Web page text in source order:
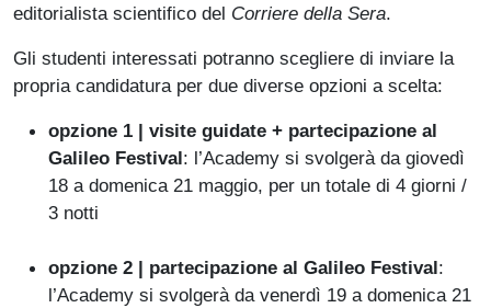
editorialista scientifico del Corriere della Sera.
Gli studenti interessati potranno scegliere di inviare la
propria candidatura per due diverse opzioni a scelta:
opzione 1 | visite guidate + partecipazione al
Galileo Festival: l’Academy si svolgerà da giovedì
18 a domenica 21 maggio, per un totale di 4 giorni /
3 notti
opzione 2 | partecipazione al Galileo Festival:
l’Academy si svolgerà da venerdì 19 a domenica 21